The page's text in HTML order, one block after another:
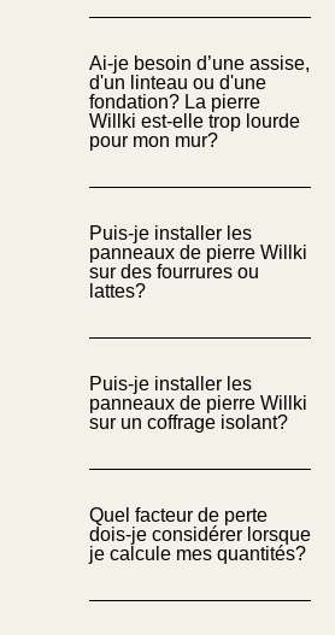
Ai-je besoin d’une assise,
d'un linteau ou d'une
fondation? La pierre
Willki est-elle trop lourde
pour mon mur?
Puis-je installer les
panneaux de pierre Willki
sur des fourrures ou
lattes?
Puis-je installer les
panneaux de pierre Willki
sur un coffrage isolant?
Quel facteur de perte
dois-je considérer lorsque
je calcule mes quantités?